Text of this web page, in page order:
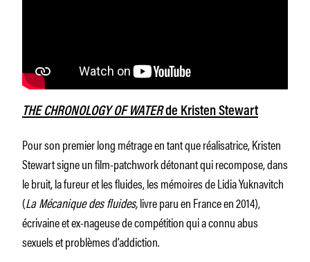
THE CHRONOLOGY OF WATERde Kristen Stewart
Pour son premier long métrage en tant que réalisatrice, Kristen
Stewart signe un film-patchwork détonant qui recompose, dans
le bruit, la fureur et les fluides, les mémoires de Lidia Yuknavitch
(La Mécanique des fluides,livre paru en France en 2014),
écrivaine et ex-nageuse de compétition qui a connu abus
sexuels et problèmes d’addiction.